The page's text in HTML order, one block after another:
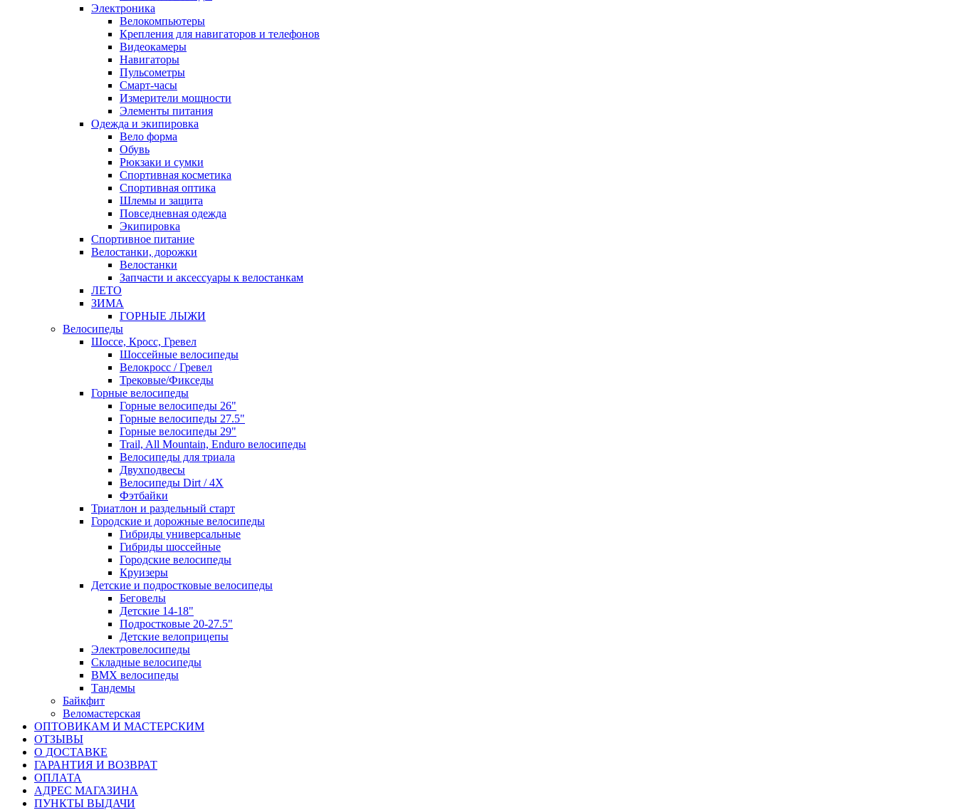
Электроника
Велокомпьютеры
Крепления для навигаторов и телефонов
Видеокамеры
Навигаторы
Пульсометры
Смарт-часы
Измерители мощности
Элементы питания
Одежда и экипировка
Вело форма
Обувь
Рюкзаки и сумки
Спортивная косметика
Спортивная оптика
Шлемы и защита
Повседневная одежда
Экипировка
Спортивное питание
Велостанки, дорожки
Велостанки
Запчасти и аксессуары к велостанкам
ЛЕТО
ЗИМА
ГОРНЫЕ ЛЫЖИ
Велосипеды
Шоссе, Кросс, Гревел
Шоссейные велосипеды
Велокросс / Гревел
Трековые/Фикседы
Горные велосипеды
Горные велосипеды 26"
Горные велосипеды 27.5"
Горные велосипеды 29"
Trail, All Mountain, Enduro велосипеды
Велосипеды для триала
Двухподвесы
Велосипеды Dirt / 4X
Фэтбайки
Триатлон и раздельный старт
Городские и дорожные велосипеды
Гибриды универсальные
Гибриды шоссейные
Городские велосипеды
Круизеры
Детские и подростковые велосипеды
Беговелы
Детские 14-18"
Подростковые 20-27.5"
Детские велоприцепы
Электровелосипеды
Складные велосипеды
BMX велосипеды
Тандемы
Байкфит
Веломастерская
ОПТОВИКАМ И МАСТЕРСКИМ
ОТЗЫВЫ
О ДОСТАВКЕ
ГАРАНТИЯ И ВОЗВРАТ
ОПЛАТА
АДРЕС МАГАЗИНА
ПУНКТЫ ВЫДАЧИ